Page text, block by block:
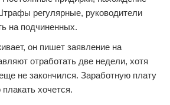
регулярные, руководители
на подчиненных.
он пишет заявление на
отработать две недели, хотя
не закончился. Заработную плату
хочется.